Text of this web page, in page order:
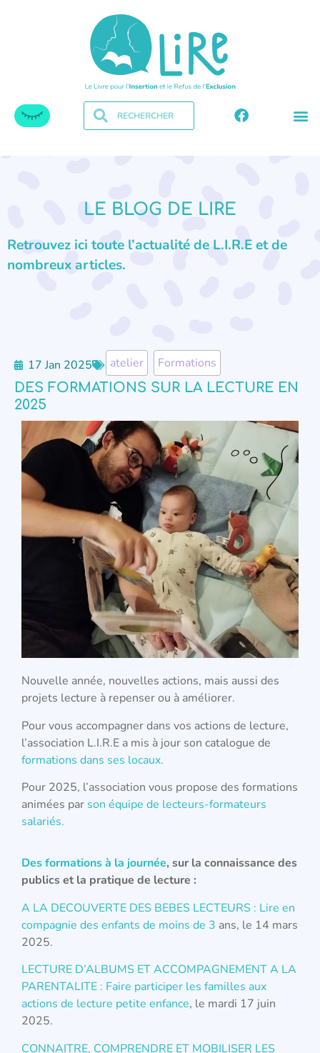
LE BLOG DE LIRE
Retrouvez ici toute l’actualité de L.I.R.E et de
nombreux articles.
17 Jan 2025 atelier Formations
DES FORMATIONS SUR LA LECTURE EN
2025
Nouvelle année, nouvelles actions, mais aussi des
projets lecture à repenser ou à améliorer.
Pour vous accompagner dans vos actions de lecture,
l’association L.I.R.E a mis à jour son catalogue de
formations dans ses locaux.
Pour 2025, l’association vous propose des formations
animées par son équipe de lecteurs-formateurs
salariés.
Des formations à la journée, sur la connaissance des
publics et la pratique de lecture :
A LA DECOUVERTE DES BEBES LECTEURS : Lire en
compagnie des enfants de moins de 3 ans, le 14 mars
2025.
LECTURE D’ALBUMS ET ACCOMPAGNEMENT A LA
PARENTALITE : Faire participer les familles aux
actions de lecture petite enfance, le mardi 17 juin
2025.
CONNAITRE, COMPRENDRE ET MOBILISER LES